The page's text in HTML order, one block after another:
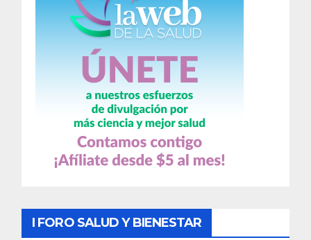
I FORO SALUD Y BIENESTAR